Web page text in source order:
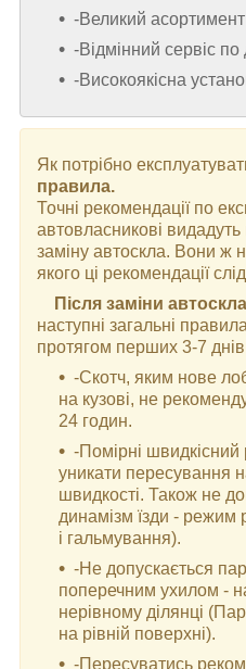
-Великий асортимент
-Відмінний сервіс по
-Високоякісна
Як потрібно
правила.
Точні рекомендації по
автовласникові
заміну автоскла. Вони ж
якого ці рекомендації
Після заміни автоскла
наступні загальні
протягом перших 3-7 днів
-Скотч, яким нове
на кузові, не
24 годин.
-Помірні
уникати пересування
швидкості. Також не
динамізм їзди - режим
і гальмування).
-Не допускається
поперечним ухилом -
нерівному ділянці
на рівній поверхні).
-Пересуватись